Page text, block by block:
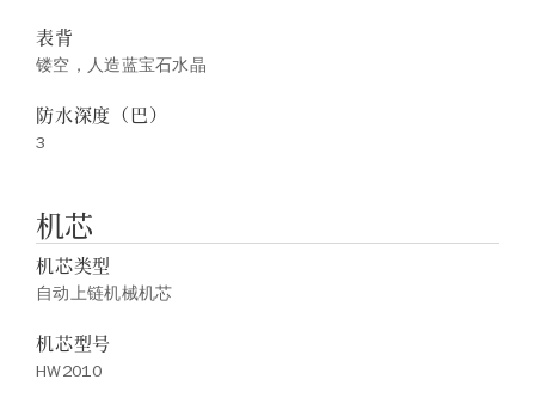
表背
镂空，人造蓝宝石水晶
防水深度（巴）
3
机芯
机芯类型
自动上链机械机芯
机芯型号
HW2010